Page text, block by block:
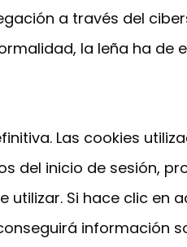
a través del
la leña ha
Las cookies
del inicio de sesión,
Si hace clic en
información